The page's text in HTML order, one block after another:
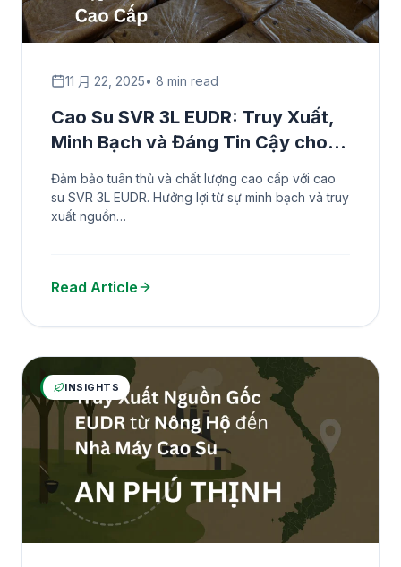
11 月 22, 2025• 8 min read
Cao Su SVR 3L EUDR: Truy Xuất,
Minh Bạch và Đáng Tin Cậy cho
Sản Phẩm Cao Cấp
Đảm bảo tuân thủ và chất lượng cao cấp với cao
su SVR 3L EUDR. Hưởng lợi từ sự minh bạch và truy
xuất nguồn…
Read Article
INSIGHTS